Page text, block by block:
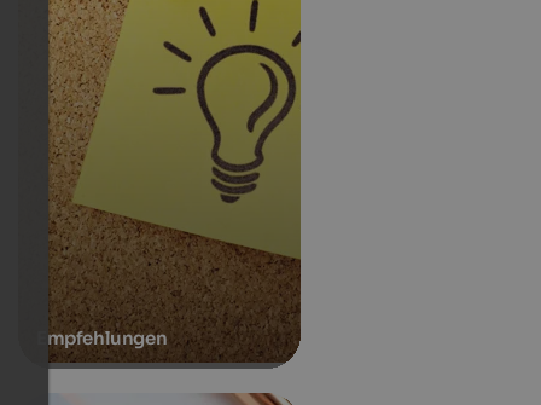
Empfehlungen